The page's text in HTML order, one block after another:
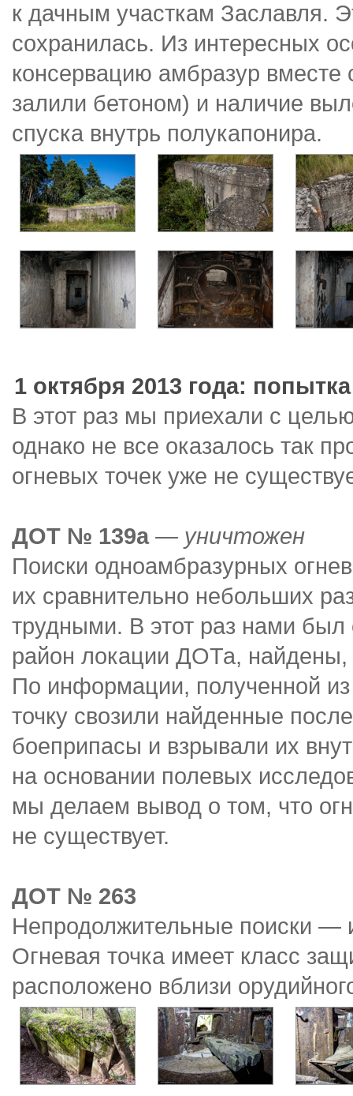
к дачным участкам Заславля.
сохранилась. Из интересных
консервацию амбразур вместе
залили бетоном) и наличие
спуска внутрь полукапонира.
1 октября 2013 года:
В этот раз мы приехали с
однако не все оказалось так
огневых точек уже не
ДОТ № 139а— уничтожен
Поиски одноамбразурных
их сравнительно небольших
трудными. В этот раз нами
район локации ДОТа, найдены,
По информации, полученной
точку свозили найденные
боеприпасы и взрывали их
на основании полевых
мы делаем вывод о том, что
не существует.
ДОТ № 263
Непродолжительные поиски
Огневая точка имеет класс
расположено вблизи